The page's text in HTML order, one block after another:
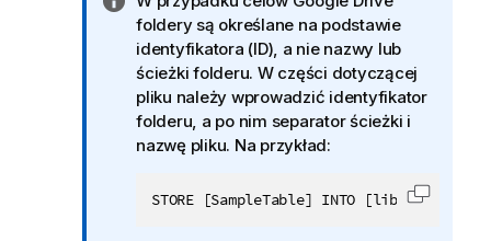
n
f
o
r
m
a
foldery są określane na podstawie
identyfikatora (ID), a nie nazwy lub
ścieżki folderu. W części dotyczącej
pliku należy wprowadzić identyfikator
folderu, a po nim separator ścieżki i
nazwę pliku. Na przykład:
STORE [SampleTable] INTO [lib://<
Skopiuj